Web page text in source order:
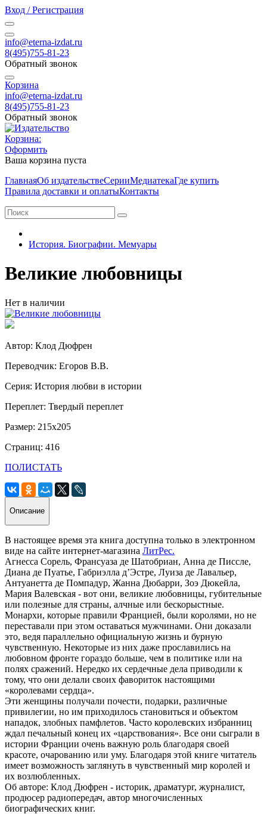
Вход / Регистрация
info@eterna-izdat.ru
8(495)755-81-23
Обратный звонок
Корзина
info@eterna-izdat.ru
8(495)755-81-23
Обратный звонок
Корзина:
Оформить
Ваша корзина пуста
ГлавнаяОб издательствеСерииМедиатекаГде купить
Правила доставки и оплатыКонтакты
История. Биографии. Мемуары
Великие любовницы
Нет в наличии
Автор: Клод Дюфрен
Переводчик: Егоров В.В.
Серия: История любви в истории
Переплет: Твердый переплет
Размер: 215х205
Страниц: 416
ПОЛИСТАТЬ
Описание
В настоящее время эта книга доступна только в электронном
виде на сайте интернет-магазина ЛитРес.
Агнесса Сорель, Франсуаза де Шатобриан, Анна де Писсле,
Диана де Пуатье, Габриэлла д’Эстре, Луиза де Лавальер,
Антуанетта де Помпадур, Жанна Дюбарри, Зоэ Дюкейла,
Мария Валевская - вот они, великие любовницы, губительные
или полезные для страны, алчные или бескорыстные.
Монархи, которые правили Францией, были королями, но не
переставали при этом оставаться мужчинами. Они доказали
это, ведя параллельно официальную жизнь и бурную
чувственную. Некоторые из них даже прославились на
любовном фронте гораздо больше, чем в политике или на
полях сражений. Нередко их сердечные дела приводили к
тому, что они делали своих фавориток настоящими
«королевами сердца».
Эти женщины получали почести, подарки, различные
привилегии, но им приходилось становиться и объектом
нападок, злобных памфлетов. Часто королевских избранниц
ждал печальный конец их «царствования». Все они сыграли в
истории Франции очень важную роль благодаря своей
красоте, очарованию или уму. Благодаря этой книге читатель
имеет возможность заглянуть в чувственный мир королей и
их возлюбленных.
Об авторе: Клод Дюфрен - историк, драматург, журналист,
продюсер радиопередач, автор многочисленных
биографических книг.